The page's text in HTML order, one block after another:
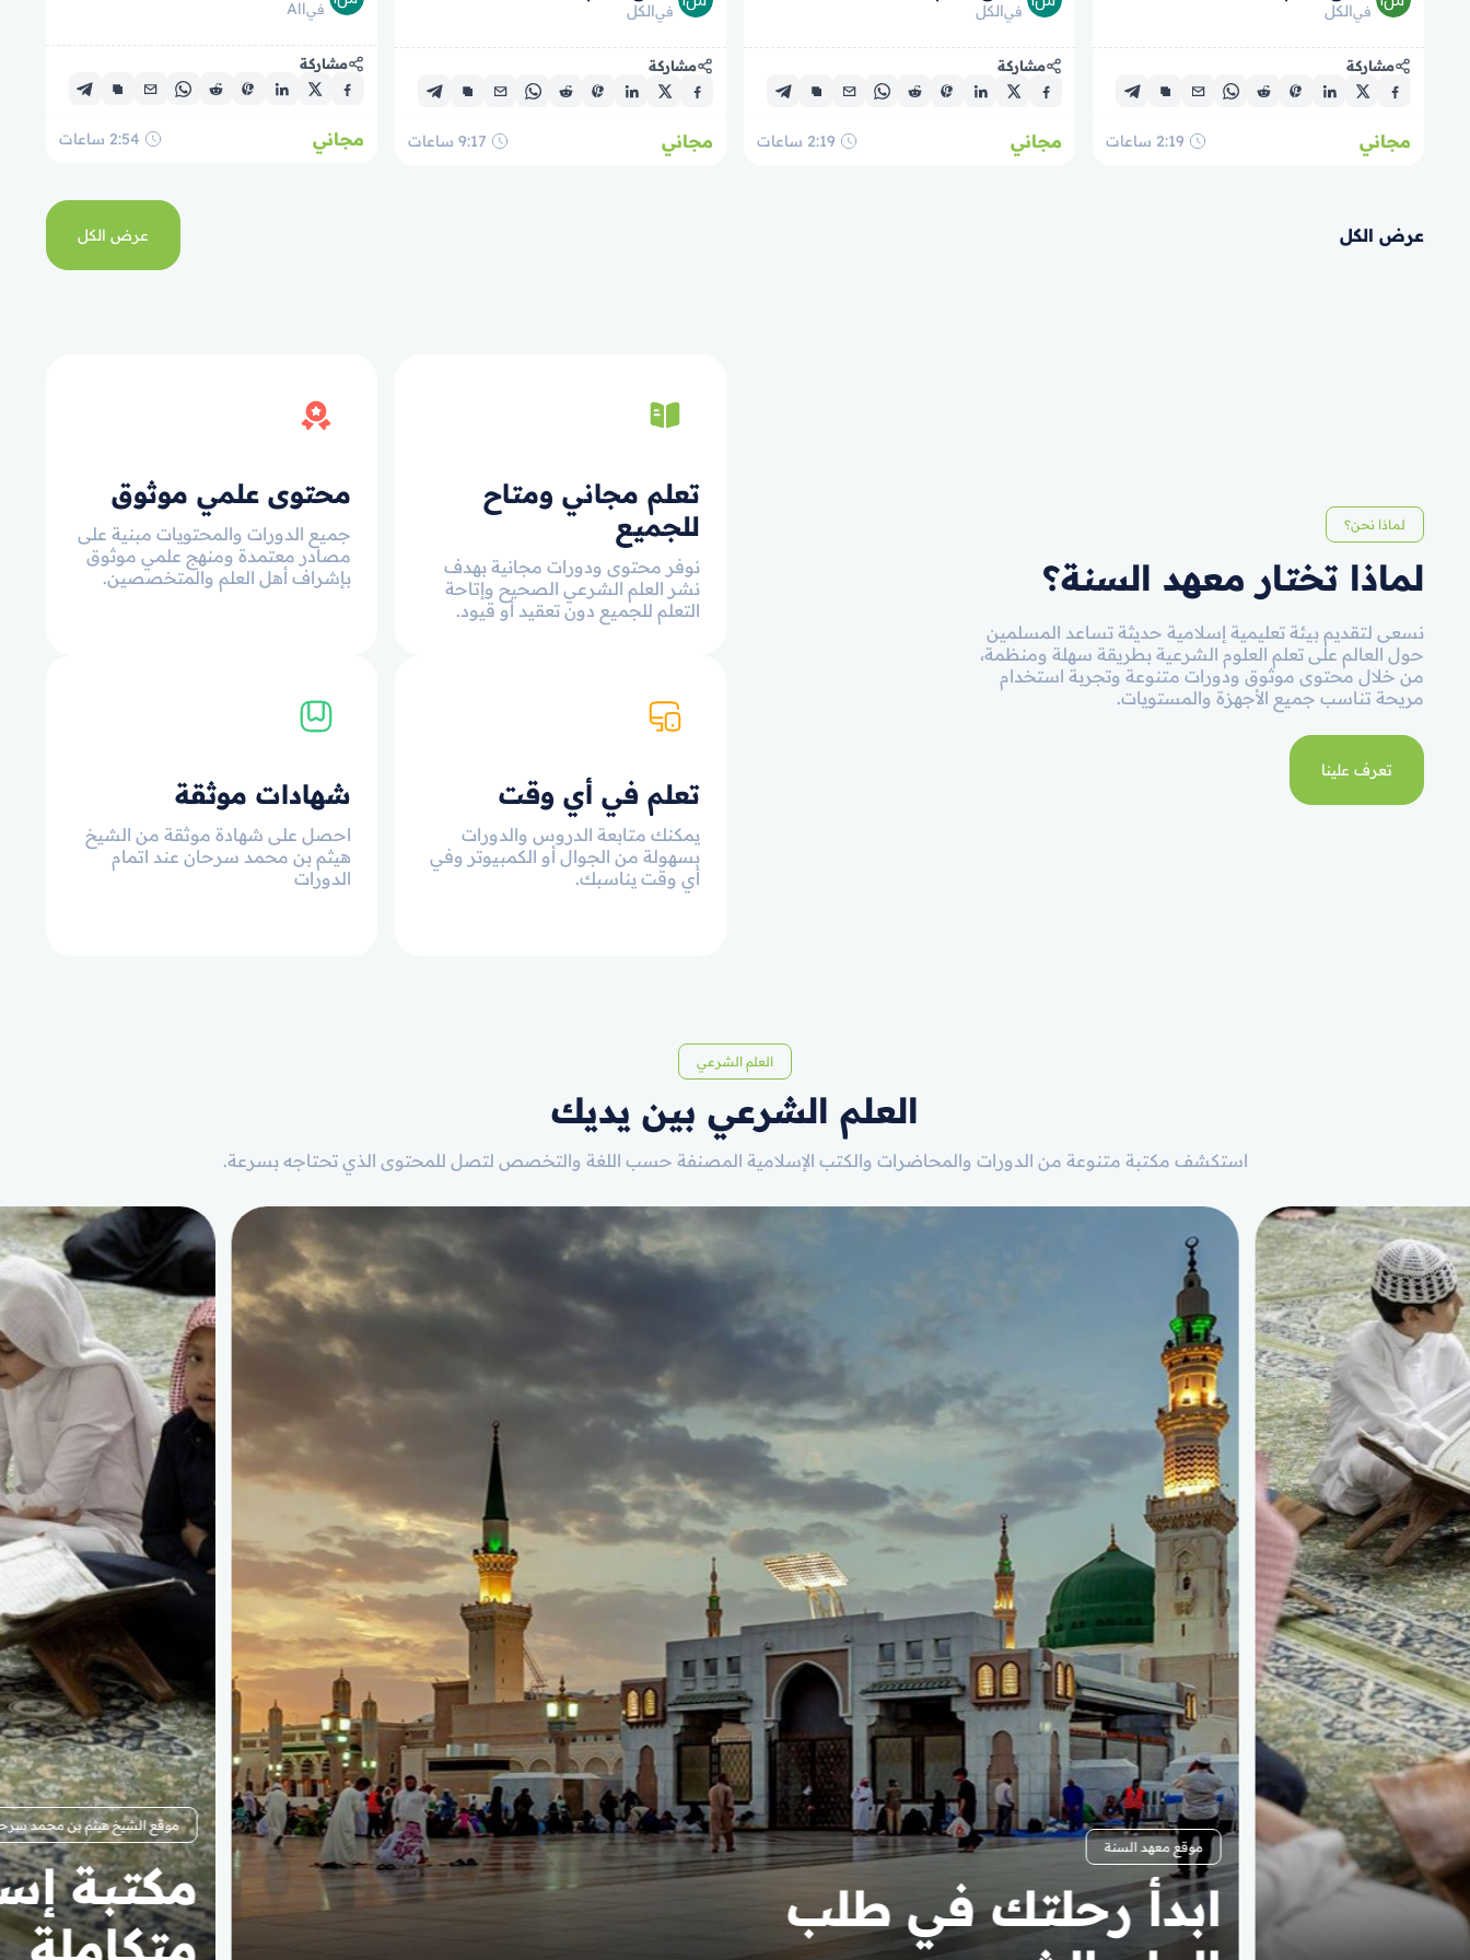
tre domande della tomba
فيالكل
مشاركة
مجاني 2:19 ساعات
فيالكل
مشاركة
مجاني 2:19 ساعات
प्रत्येक मुसलमानका लागि एक महत्त्वपूर्ण
मुसलमानहरूका लागि पनि अत्यन्त उपयोगी छ।
यसमा तौ
فيالكل
مشاركة
مجاني 9:17 ساعات
فيAll
مشاركة
مجاني 2:54 ساعات
عرض الكل عرض الكل
لماذا نحن؟
لماذا تختار معهد السنة؟
نسعى لتقديم بيئة تعليمية إسلامية حديثة تساعد المسلمين
حول العالم على تعلم العلوم الشرعية بطريقة سهلة ومنظمة،
من خلال محتوى موثوق ودورات متنوعة وتجربة استخدام
مريحة تناسب جميع الأجهزة والمستويات.
تعرف علينا
تعلم مجاني ومتاح
للجميع
نوفر محتوى ودورات مجانية بهدف
نشر العلم الشرعي الصحيح وإتاحة
التعلم للجميع دون تعقيد أو قيود.
محتوى علمي موثوق
جميع الدورات والمحتويات مبنية على
مصادر معتمدة ومنهج علمي موثوق
بإشراف أهل العلم والمتخصصين.
تعلم في أي وقت
يمكنك متابعة الدروس والدورات
بسهولة من الجوال أو الكمبيوتر وفي
أي وقت يناسبك.
شهادات موثقة
احصل على شهادة موثقة من الشيخ
هيثم بن محمد سرحان عند اتمام
الدورات
العلم الشرعي
العلم الشرعي بين يديك
استكشف مكتبة متنوعة من الدورات والمحاضرات والكتب الإسلامية المصنفة حسب اللغة والتخصص لتصل للمحتوى الذي تحتاجه بسرعة.
موقع الشيخ هيثم بن محمد سرحان
مكتبة إسلامية رقمية
متكاملة
موقع معهد السنة
ابدأ